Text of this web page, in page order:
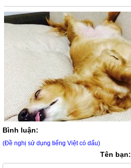
Bình luận:
(Đề nghị sử dụng tiếng Việt có dấu)
Tên bạn: